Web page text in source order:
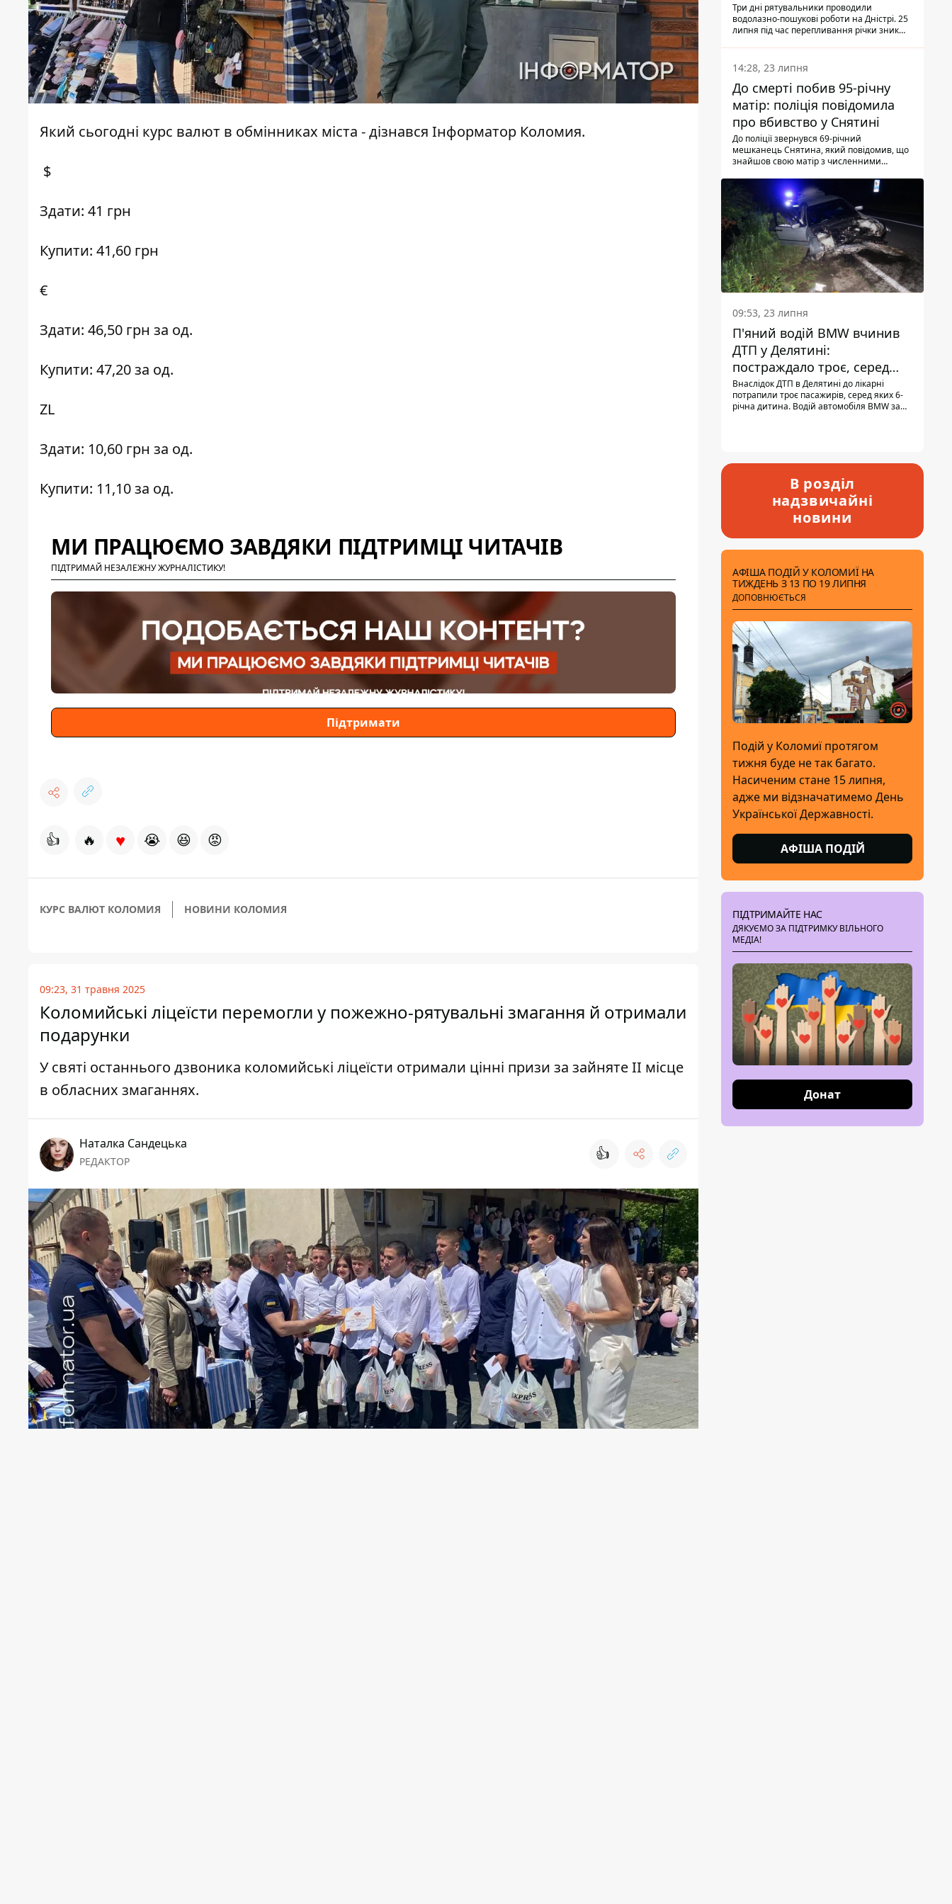
Який сьогодні курс валют в обмінниках міста - дізнався Інформатор Коломия.
$
Здати: 41 грн
Купити: 41,60 грн
€
Здати: 46,50 грн за од.
Купити: 47,20 за од.
ZL
Здати: 10,60 грн за од.
Купити: 11,10 за од.
МИ ПРАЦЮЄМО ЗАВДЯКИ ПІДТРИМЦІ ЧИТАЧІВ
ПІДТРИМАЙ НЕЗАЛЕЖНУ ЖУРНАЛІСТИКУ!
Підтримати
👍 🔥 ♥ 😭 😆 😡
КУРС ВАЛЮТ КОЛОМИЯ НОВИНИ КОЛОМИЯ
09:23, 31 травня 2025
Коломийські ліцеїсти перемогли у пожежно-рятувальні змагання й отримали
подарунки
У святі останнього дзвоника коломийські ліцеїсти отримали цінні призи за зайняте ІІ місце
в обласних змаганнях.
Наталка Сандецька
РЕДАКТОР 👍
Три дні рятувальники проводили
водолазно-пошукові роботи на Дністрі. 25
липня під час перепливання річки зник
виявили тіло.
14:28, 23 липня
До смерті побив 95-річну
матір: поліція повідомила
про вбивство у Снятині
До поліції звернувся 69-річний
мешканець Снятина, який повідомив, що
знайшов свою матір з численними
з'ясували правоохоронці, ці травми жінці
наніс її син.
09:53, 23 липня
П'яний водій BMW вчинив
ДТП у Делятині:
постраждало троє, серед
них - дитина
Внаслідок ДТП в Делятині до лікарні
потрапили троє пасажирів, серед яких 6-
річна дитина. Водій автомобіля BMW за
В розділ
надзвичайні
новини
АФІША ПОДІЙ У КОЛОМИЇ НА
ТИЖДЕНЬ З 13 ПО 19 ЛИПНЯ
ДОПОВНЮЄТЬСЯ
Подій у Коломиї протягом
тижня буде не так багато.
Насиченим стане 15 липня,
адже ми відзначатимемо День
Української Державності.
АФІША ПОДІЙ
ПІДТРИМАЙТЕ НАС
ДЯКУЄМО ЗА ПІДТРИМКУ ВІЛЬНОГО
МЕДІА!
Донат